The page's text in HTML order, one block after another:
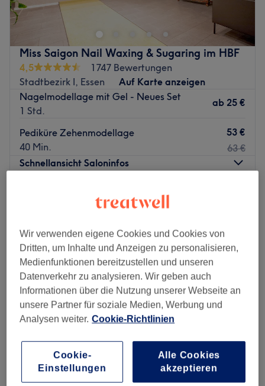
Miss Saigon Nail Waxing & Sugaring im HBF
4,5
1747 Bewertungen
Stadtbezirk I, Essen
Auf Karte anzeigen
Nagelmodellage mit Gel - Neues Set
1 Std.
ab 25 €
Pediküre Zehenmodellage
40 Min.
53 €
63 €
Schnellansicht Saloninfos
Donnerstag
10:00– 20:00
Freitag
10:00–20:00
Samstag
10:00–20:00
Sonntag
Geschlossen
Endlich unliebsamen Härchen Adé sagen – mithilfe des
Teams von Miss Saigon Nail Waxing & Sugaring in Essen.
bequem und sorgenfrei online über Treatwell.
Wer kennt das nicht: täglich mühsames Rasieren von
Beinen, Achseln, Bikinizone oder anderen Körperregionen.
Queen Nails & Lashes - Rathaus Essen
Wir verwenden eigene Cookies und Cookies von
Dritten, um Inhalte und Anzeigen zu personalisieren,
Medienfunktionen bereitzustellen und unseren
Datenverkehr zu analysieren. Wir geben auch
Informationen über die Nutzung unserer Webseite an
unsere Partner für soziale Medien, Werbung und
Analysen weiter. Cookie-Richtlinien
Cookie-
Einstellungen
Alle Cookies
akzeptieren